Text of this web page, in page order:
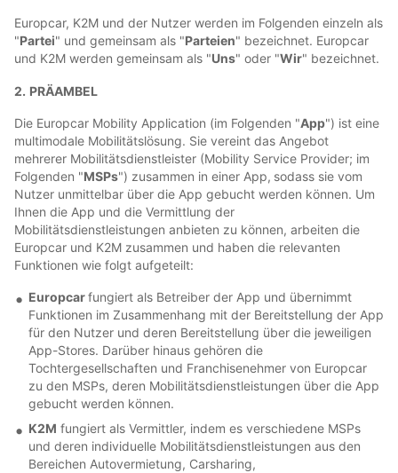
Europcar, K2M und der Nutzer werden im Folgenden einzeln als
"Partei" und gemeinsam als "Parteien" bezeichnet. Europcar
und K2M werden gemeinsam als "Uns" oder "Wir" bezeichnet.
2. PRÄAMBEL
Die Europcar Mobility Application (im Folgenden "App") ist eine
multimodale Mobilitätslösung. Sie vereint das Angebot
mehrerer Mobilitätsdienstleister (Mobility Service Provider; im
Folgenden "MSPs") zusammen in einer App, sodass sie vom
Nutzer unmittelbar über die App gebucht werden können. Um
Ihnen die App und die Vermittlung der
Mobilitätsdienstleistungen anbieten zu können, arbeiten die
Europcar und K2M zusammen und haben die relevanten
Funktionen wie folgt aufgeteilt:
Europcarfungiert als Betreiber der App und übernimmt
Funktionen im Zusammenhang mit der Bereitstellung der App
für den Nutzer und deren Bereitstellung über die jeweiligen
App-Stores. Darüber hinaus gehören die
Tochtergesellschaften und Franchisenehmer von Europcar
zu den MSPs, deren Mobilitätsdienstleistungen über die App
gebucht werden können.
K2M fungiert als Vermittler, indem es verschiedene MSPs
und deren individuelle Mobilitätsdienstleistungen aus den
Bereichen Autovermietung, Carsharing,